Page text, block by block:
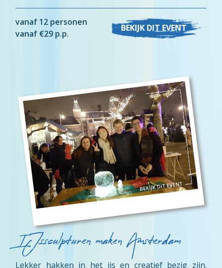
vanaf 12 personen
vanaf €29 p.p.
BEKIJK DIT EVENT
IJssculpturen maken Amsterdam
Lekker hakken in het ijs en creatief bezig zijn.